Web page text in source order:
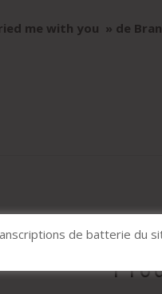
me with you » de
de batterie du